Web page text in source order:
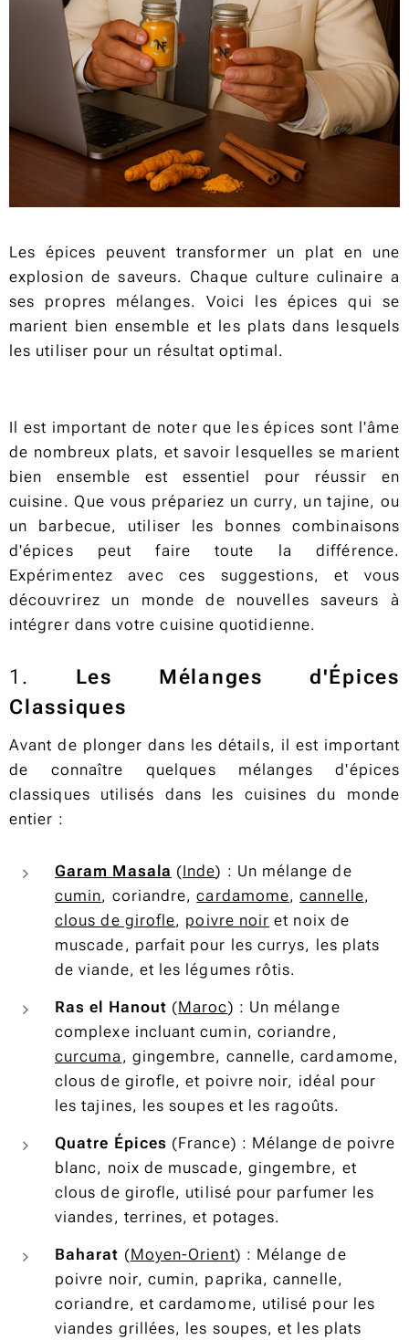
Les épices peuvent transformer un plat en une
explosion de saveurs. Chaque culture culinaire a
ses propres mélanges. Voici les épices qui se
marient bien ensemble et les plats dans lesquels
les utiliser pour un résultat optimal.
Il est important de noter que les épices sont l'âme
de nombreux plats, et savoir lesquelles se marient
bien ensemble est essentiel pour réussir en
cuisine. Que vous prépariez un curry, un tajine, ou
un barbecue, utiliser les bonnes combinaisons
d'épices peut faire toute la différence.
Expérimentez avec ces suggestions, et vous
découvrirez un monde de nouvelles saveurs à
intégrer dans votre cuisine quotidienne.
1. Les Mélanges d'Épices
Classiques
Avant de plonger dans les détails, il est important
de connaître quelques mélanges d'épices
classiques utilisés dans les cuisines du monde
entier :
Garam Masala (Inde) : Un mélange de
cumin, coriandre,cardamome,cannelle,
clous de girofle, poivre noir et noix de
muscade, parfait pour les currys, les plats
de viande, et les légumes rôtis.
Ras el Hanout (Maroc) : Un mélange
complexe incluant cumin, coriandre,
curcuma, gingembre, cannelle, cardamome,
clous de girofle, et poivre noir, idéal pour
les tajines, les soupes et les ragoûts.
Quatre Épices (France) : Mélange de poivre
blanc, noix de muscade, gingembre, et
clous de girofle, utilisé pour parfumer les
viandes, terrines, et potages.
Baharat (Moyen-Orient) : Mélange de
poivre noir, cumin, paprika, cannelle,
coriandre, et cardamome, utilisé pour les
viandes grillées, les soupes, et les plats